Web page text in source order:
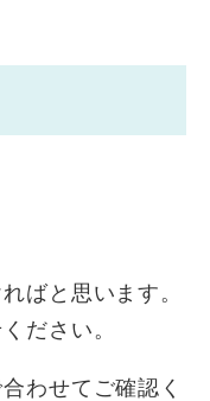
ばと思います。
ださい。
わせてご確認く